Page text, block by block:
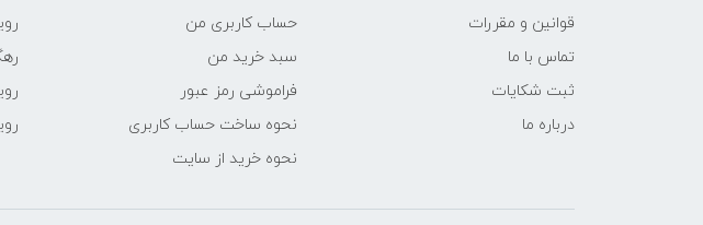
قوانین و مقررات
تماس با ما
ثبت شکایات
درباره ما
حساب کاربری من
سبد خرید من
فراموشی رمز عبور
نحوه ساخت حساب کاربری
نحوه خرید از سایت